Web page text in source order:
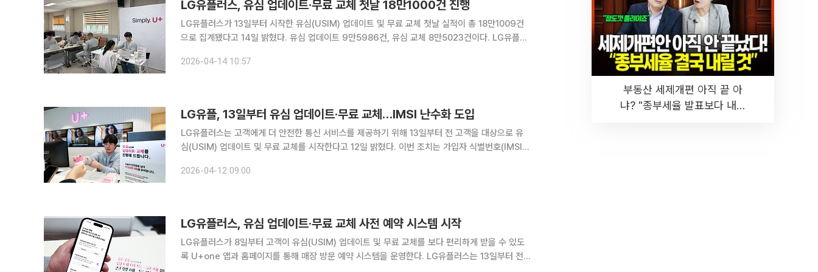
LG유플러스, 유심 업데이트·무료 교체 첫날 18만1000건 진행
LG유플러스가 13일부터 시작한 유심(USIM) 업데이트 및 무료 교체 첫날 실적이 총 18만1009건
으로 집계됐다고 14일 밝혔다. 유심 업데이트 9만5986건, 유심 교체 8만5023건이다. LG유플러
한 고객은 U+one 앱과 홈페이지를 통해 직접 조치할
2026-04-14 10:57
LG유플, 13일부터 유심 업데이트·무료 교체…IMSI 난수화 도입
LG유플러스는 고객에게 더 안전한 통신 서비스를 제공하기 위해 13일부터 전 고객을 대상으로 유
심(USIM) 업데이트 및 무료 교체를 시작한다고 12일 밝혔다. 이번 조치는 가입자 식별번호(IMSI)
스는 고객 불편을 최소화하고 원활한 현장 운영을 위해 매장
2026-04-12 09:00
LG유플러스, 유심 업데이트·무료 교체 사전 예약 시스템 시작
LG유플러스가 8일부터 고객이 유심(USIM) 업데이트 및 무료 교체를 보다 편리하게 받을 수 있도
록 U+one 앱과 홈페이지를 통해 매장 방문 예약 시스템을 운영한다. LG유플러스는 13일부터 전
부동산 세제개편 아직 끝 아
냐? "종부세율 발표보다 내릴